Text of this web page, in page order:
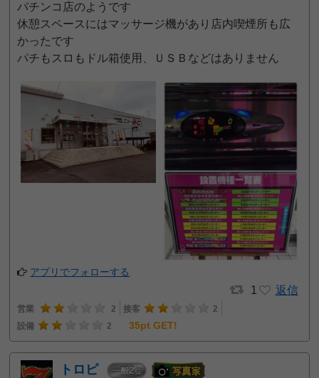
パチンコ店のようです
休憩スペースにはマッサージ機があり店内喫煙所も広
かったです
パチもスロもドル箱使用、ＵＳＢなどはありません
アプリでフォローする
1 返信
営業 2 接客
2
設備
2 35pt GET!
トロピ 一般2位